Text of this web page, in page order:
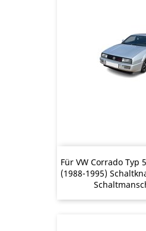
Für VW Corrado Typ
(1988-1995)